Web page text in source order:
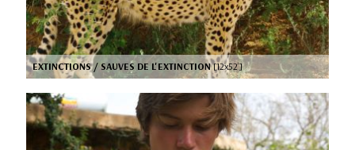
EXTINCTIONS / SAUVES DE L'EXTINCTION[12x52’]